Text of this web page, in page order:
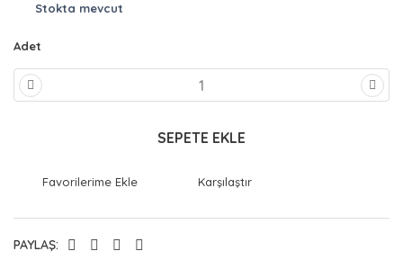
Stokta mevcut
Adet
SEPETE EKLE
Karşılaştır
PAYLAŞ: